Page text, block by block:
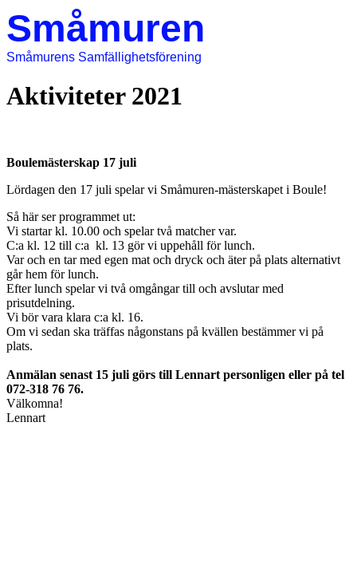
Småmuren
Småmurens Samfällighetsförening
Aktiviteter 2021
Boulemästerskap 17 juli
Lördagen den 17 juli spelar vi Småmuren-mästerskapet i Boule!
Så här ser programmet ut:
Vi startar kl. 10.00 och spelar två matcher var.
C:a kl. 12 till c:a kl. 13 gör vi uppehåll för lunch.
Var och en tar med egen mat och dryck och äter på plats alternativt
går hem för lunch.
Efter lunch spelar vi två omgångar till och avslutar med
prisutdelning.
Vi bör vara klara c:a kl. 16.
Om vi sedan ska träffas någonstans på kvällen bestämmer vi på
plats.
Anmälan senast 15 juli görs till Lennart personligen eller på tel
072-318 76 76.
Välkomna!
Lennart